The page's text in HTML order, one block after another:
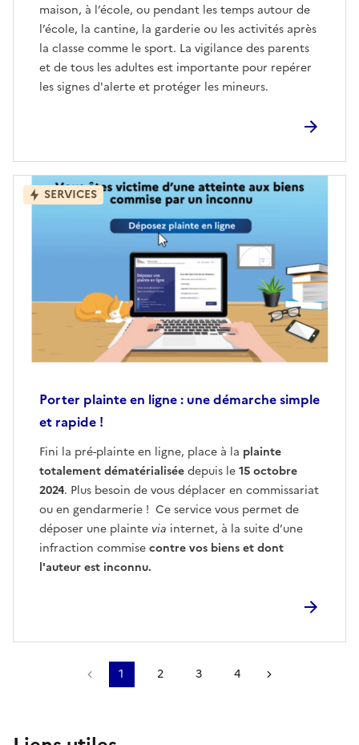
maison, à l’école, ou pendant les temps autour de
l’école, la cantine, la garderie ou les activités après
la classe comme le sport. La vigilance des parents
et de tous les adultes est importante pour repérer
les signes d'alerte et protéger les mineurs.
Porter plainte en ligne : une démarche simple
et rapide !
Fini la pré-plainte en ligne, place à la plainte
totalement dématérialiséedepuis le15 octobre
2024. Plus besoin de vous déplacer en commissariat
ou en gendarmerie ! Ce service vous permet de
déposer une plainte via internet, à la suite d’une
infraction commisecontre vos biens et dont
l'auteur est inconnu.
SERVICES
Précédent
1 2 3 4